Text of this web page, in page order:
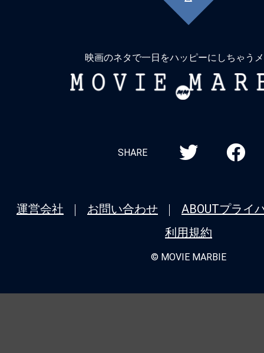
に
映画のネタで一日をハッピーにしちゃう
MOVIE
SHARE
運営会社 お問い合わせ ABOUTプライ
利用規約
© MOVIE MARBIE